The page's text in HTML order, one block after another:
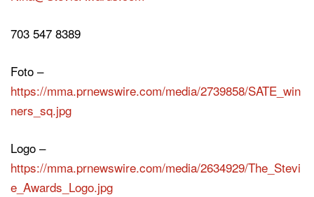
703 547 8389
Foto –
https://mma.prnewswire.com/media/2739858/SATE_win
ners_sq.jpg
Logo –
https://mma.prnewswire.com/media/2634929/The_Stevi
e_Awards_Logo.jpg